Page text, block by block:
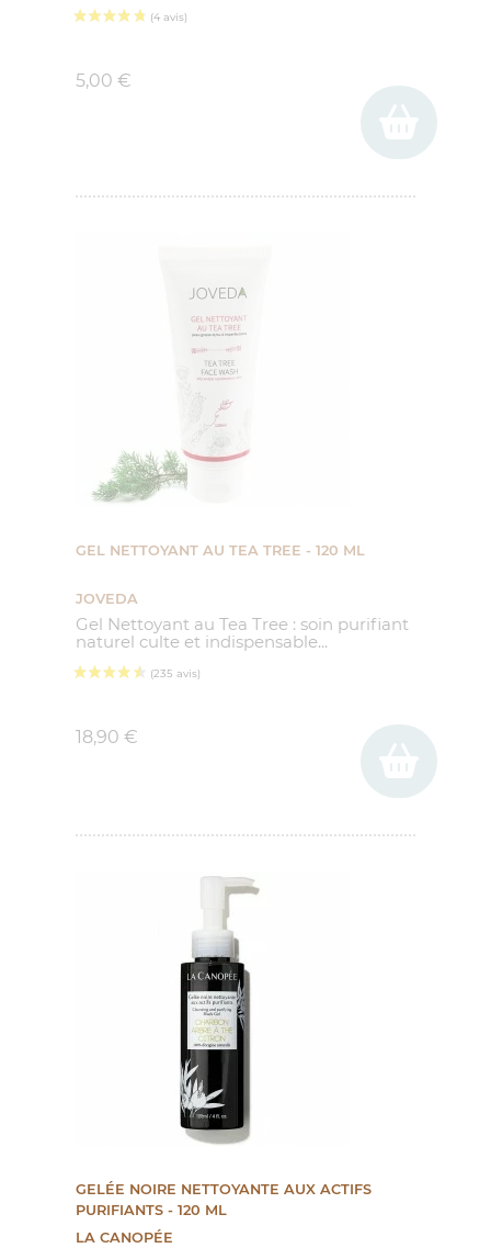
(1 avis)
5,00 €
GEL NETTOYANT AU TEA TREE - 120 ML
JOVEDA
Gel Nettoyant au Tea Tree : soin purifiant
naturel culte et indispensable...
18,90 €
GELÉE NOIRE NETTOYANTE AUX ACTIFS
PURIFIANTS - 120 ML
LA CANOPÉE